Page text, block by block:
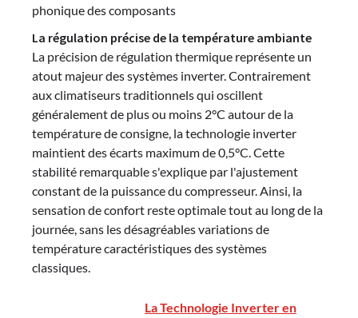
phonique des composants
La régulation précise de la température ambiante
La précision de régulation thermique représente un
atout majeur des systèmes inverter. Contrairement
aux climatiseurs traditionnels qui oscillent
généralement de plus ou moins 2°C autour de la
température de consigne, la technologie inverter
maintient des écarts maximum de 0,5°C. Cette
stabilité remarquable s'explique par l'ajustement
constant de la puissance du compresseur. Ainsi, la
sensation de confort reste optimale tout au long de la
journée, sans les désagréables variations de
température caractéristiques des systèmes
classiques.
La Technologie Inverter en